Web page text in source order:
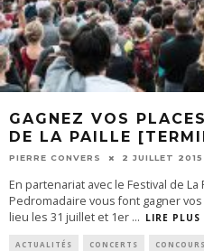
GAGNEZ VOS
DE LA PAILLE
PIERRE CONVERS 2 JUILLET 2015
En partenariat avec le Festival de
Pedromadaire vous font gagner
lieu les 31 juillet et 1er ... LIRE PLUS
ACTUALITÉS CONCERTS CONCOURS